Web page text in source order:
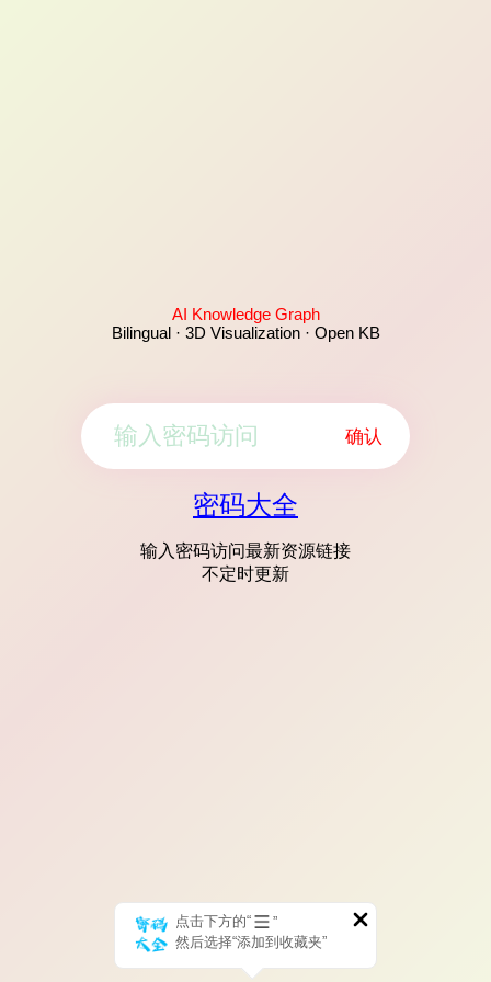
AI Knowledge Graph
Bilingual · 3D Visualization · Open KB
确认
密码大全
输入密码访问最新资源链接
不定时更新
点击下方的“
”
然后选择“添加到收藏夹”